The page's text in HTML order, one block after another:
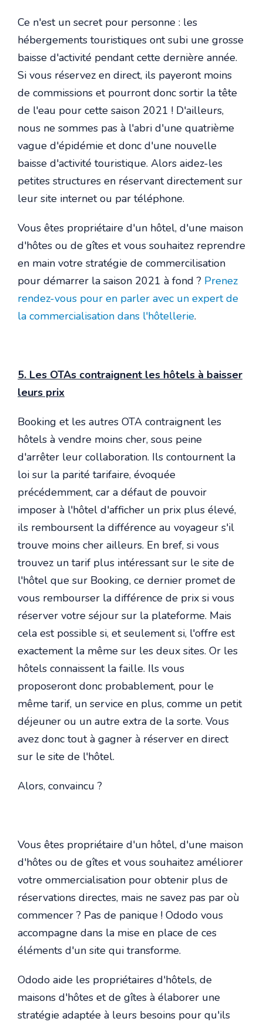
Ce n'est un secret pour personne : les
hébergements touristiques ont subi une grosse
baisse d'activité pendant cette dernière année.
Si vous réservez en direct, ils payeront moins
de commissions et pourront donc sortir la tête
de l'eau pour cette saison 2021 ! D'ailleurs,
nous ne sommes pas à l'abri d'une quatrième
vague d'épidémie et donc d'une nouvelle
baisse d'activité touristique. Alors aidez-les
petites structures en réservant directement sur
leur site internet ou par téléphone.
Vous êtes propriétaire d'un hôtel, d'une maison
d'hôtes ou de gîtes et vous souhaitez reprendre
en main votre stratégie de commercilisation
pour démarrer la saison 2021 à fond ? Prenez
rendez-vous pour en parler avec un expert de
la commercialisation dans l'hôtellerie.
5. Les OTAs contraignent les hôtels à baisser
leurs prix
Booking et les autres OTA contraignent les
hôtels à vendre moins cher, sous peine
d'arrêter leur collaboration. Ils contournent la
loi sur la parité tarifaire, évoquée
précédemment, car a défaut de pouvoir
imposer à l'hôtel d'afficher un prix plus élevé,
ils remboursent la différence au voyageur s'il
trouve moins cher ailleurs. En bref, si vous
trouvez un tarif plus intéressant sur le site de
l'hôtel que sur Booking, ce dernier promet de
vous rembourser la différence de prix si vous
réserver votre séjour sur la plateforme. Mais
cela est possible si, et seulement si, l'offre est
exactement la même sur les deux sites. Or les
hôtels connaissent la faille. Ils vous
proposeront donc probablement, pour le
même tarif, un service en plus, comme un petit
déjeuner ou un autre extra de la sorte. Vous
avez donc tout à gagner à réserver en direct
sur le site de l'hôtel.
Alors, convaincu ?
Vous êtes propriétaire d'un hôtel, d'une maison
d'hôtes ou de gîtes et vous souhaitez améliorer
votre ommercialisation pour obtenir plus de
réservations directes, mais ne savez pas par où
commencer ? Pas de panique ! Ododo vous
accompagne dans la mise en place de ces
éléments d'un site qui transforme.
Ododo aide les propriétaires d'hôtels, de
maisons d'hôtes et de gîtes à élaborer une
stratégie adaptée à leurs besoins pour qu'ils